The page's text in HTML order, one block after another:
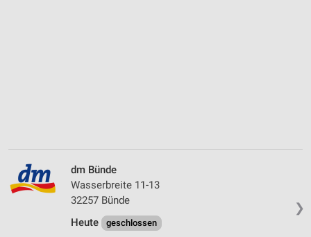
❯
dm Bünde
Wasserbreite 11-13
32257 Bünde
Heute
geschlossen